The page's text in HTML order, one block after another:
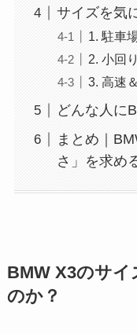
サイズを気
1. 駐車
2. 小回
3. 高速
どんな人に
まとめ｜
さ」を求め
BMW X3のサ
のか？